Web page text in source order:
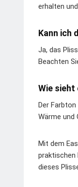
erhalten
Kann ich
Ja, das
Beachten
Wie sieht
Der
Wärme und
Mit dem
praktischen
dieses